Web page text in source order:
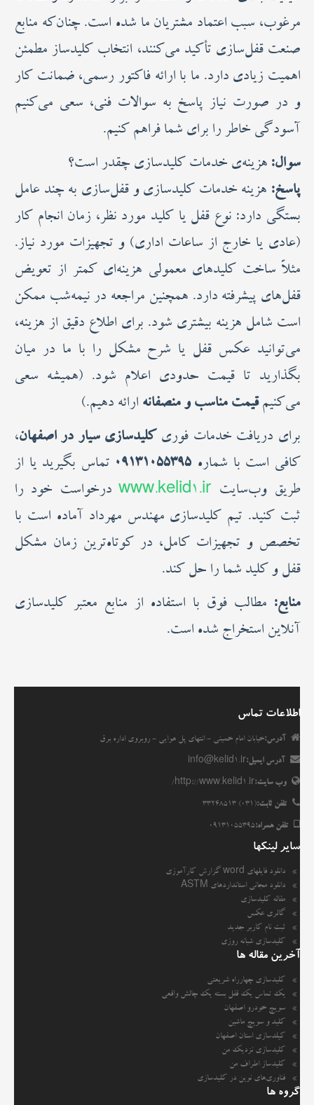
مرغوب، سبب اعتماد مشتریان ما شده است. چنان‌که منابع
صنعت قفل‌سازی تأکید می‌کنند، انتخاب کلیدساز مطمئن
اهمیت زیادی دارد. ما با ارائه فاکتور رسمی، ضمانت کار
و در صورت نیاز پاسخ به سوالات فنی، سعی می‌کنیم
آسودگی خاطر را برای شما فراهم کنیم.
سوال: هزینه‌ی خدمات کلیدسازی چقدر است؟
پاسخ: هزینه خدمات کلیدسازی و قفل‌سازی به چند عامل
بستگی دارد: نوع قفل یا کلید مورد نظر، زمان انجام کار
(عادی یا خارج از ساعات اداری) و تجهیزات مورد نیاز.
مثلاً ساخت کلیدهای معمولی هزینه‌ای کمتر از تعویض
قفل‌های پیشرفته دارد. همچنین مراجعه در نیمه‌شب ممکن
است شامل هزینه بیشتری شود. برای اطلاع دقیق از هزینه،
می‌توانید عکس قفل یا شرح مشکل را با ما در میان
بگذارید تا قیمت حدودی اعلام شود. (همیشه سعی
می‌کنیمقیمت مناسب و منصفانه ارائه دهیم.)
برای دریافت خدمات فوری کلیدسازی سیار در اصفهان،
کافی است با شماره ۰۹۱۳۱۰۵۵۳۹۵ تماس بگیرید یا از
طریق وب‌سایت
www.kelid1.ir درخواست خود را
ثبت کنید. تیم کلیدسازی مهندس مهرداد آماده است با
تخصص و تجهیزات کامل، در کوتاه‌ترین زمان مشکل
قفل و کلید شما را حل کند.
منابع: مطالب فوق با استفاده از منابع معتبر کلیدسازی
آنلاین استخراج شده است.
اطلاعات تماس
آدرس:خیابان امام خمینی - انتهای پل هوایی - روبروی اداره برق
آدرس ایمیل: info@kelid1.ir
وب سایت: http://www.kelid1.ir/
تلفن ثابت:(031) 33248513
تلفن همراه:09131055395
سایر لینکها
دانلود فایلهای word گزارش کارآموزی
دانلود مجانی استانداردهای ASTM
مقاله کلیدسازی
گالری عکس
ثبت نام کاربر جدید
کلیدسازی شبانه روزی
آخرین مقاله ها
کلیدسازی چهارراه شریعتی
یک تماس یک قفل بسته یک چالش واقعی
سویچ خودرو اصفهان
کلید و سویچ ماشین
کیلدسازی استان اصفهان
کلیدسازی نزدیک من
کلیدساز اطراف من
فناوری‌های نوین در کلیدسازی
گروه ها